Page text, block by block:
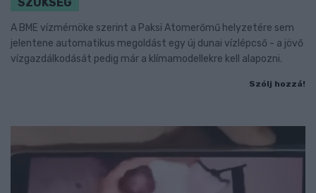
A BME vízmérnöke szerint a Paksi Atomerőmű helyzetére sem
jelentene automatikus megoldást egy új dunai vízlépcső - a jövő
vízgazdálkodását pedig már a klímamodellekre kell alapozni.
Szólj hozzá!